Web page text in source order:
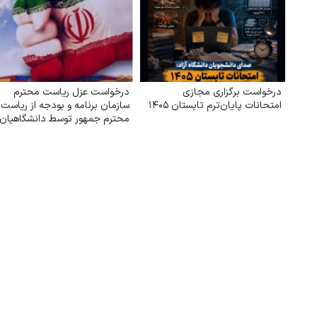
درخواست برگزاری مجازی
امتحانات پایان‌ترم تابستان ۱۴۰۵
درخواست عزل ریاست محترم
سازمان برنامه و بودجه از ریاست
محترم جمهور توسط دانشگاهیان